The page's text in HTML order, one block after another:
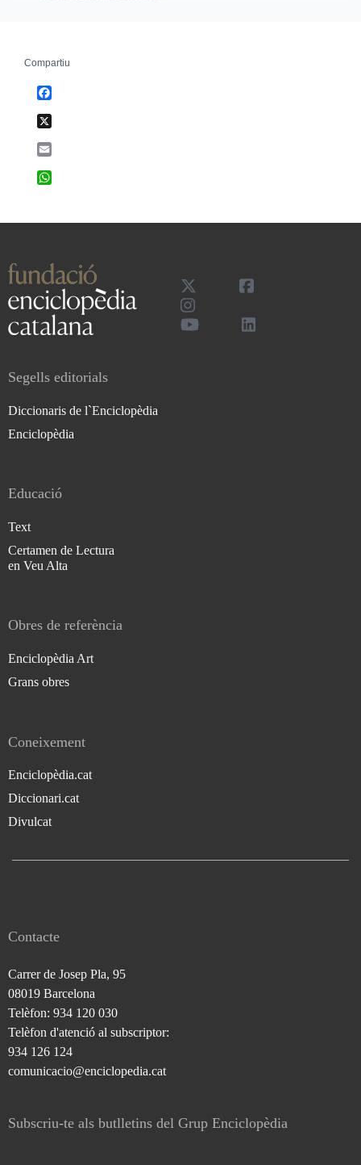
Compartiu
Segells editorials
Diccionaris de l`Enciclopèdia
Enciclopèdia
Educació
Text
Certamen de Lectura
en Veu Alta
Obres de referència
Enciclopèdia Art
Grans obres
Coneixement
Enciclopèdia.cat
Diccionari.cat
Divulcat
Contacte
Carrer de Josep Pla, 95
08019 Barcelona
Telèfon: 934 120 030
Telèfon d'atenció al subscriptor:
934 126 124
comunicacio@enciclopedia.cat
Subscriu-te als butlletins del Grup Enciclopèdia